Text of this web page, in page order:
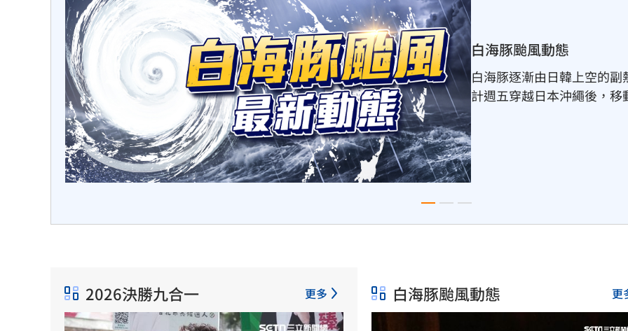
世界彼端 戰地實錄
跟著彭光偉，從中東戰地
風險這不僅是一趟遠方戰
險地圖。
2026決勝九合一 更多 白海豚颱風動態 更